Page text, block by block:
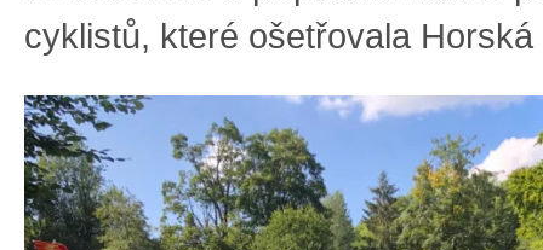
cyklistů, které ošetřovala Horská